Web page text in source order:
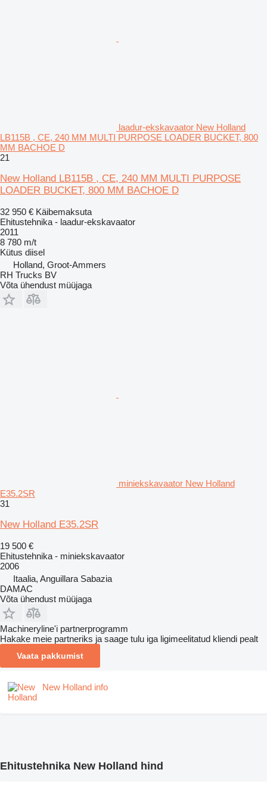
laadur-ekskavaator New Holland
LB115B , CE, 240 MM MULTI PURPOSE LOADER BUCKET, 800
MM BACHOE D
21
New Holland LB115B , CE, 240 MM MULTI PURPOSE
LOADER BUCKET, 800 MM BACHOE D
32 950 € Käibemaksuta
Ehitustehnika - laadur-ekskavaator
2011
8 780 m/t
Kütus diisel
Holland, Groot-Ammers
RH Trucks BV
Võta ühendust müüjaga
miniekskavaator New Holland
E35.2SR
31
New Holland E35.2SR
19 500 €
Ehitustehnika - miniekskavaator
2006
Itaalia, Anguillara Sabazia
DAMAC
Võta ühendust müüjaga
Machineryline'i partnerprogramm
Hakake meie partneriks ja saage tulu iga ligimeelitatud kliendi pealt
Vaata pakkumist
New Holland info
Ehitustehnika New Holland hind